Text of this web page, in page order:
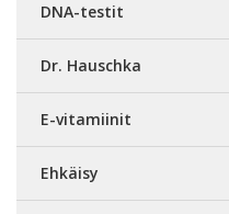
DNA-testit
Dr. Hauschka
E-vitamiinit
Ehkäisy